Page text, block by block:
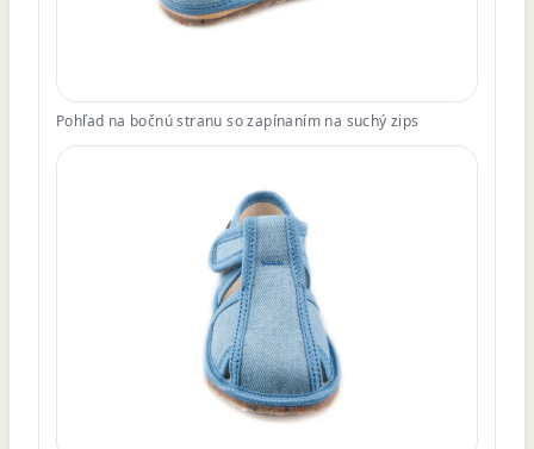
Pohľad na bočnú stranu so zapínaním na suchý zips